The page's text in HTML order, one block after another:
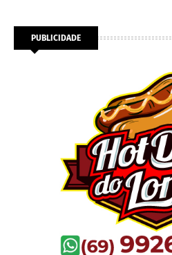
PUBLICIDADE